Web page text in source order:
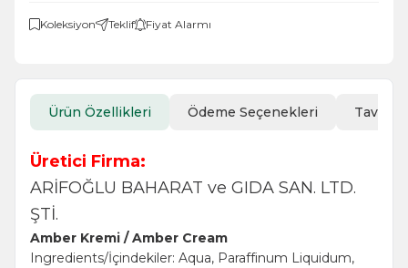
Koleksiyon Teklif Fiyat Alarmı
Ürün Özellikleri Ödeme Seçenekleri Tavsiye
Üretici Firma:
ARİFOĞLU BAHARAT ve GIDA SAN. LTD.
ŞTİ.
Amber Kremi / Amber Cream
Ingredients/İçindekiler: Aqua, Paraffinum Liquidum,